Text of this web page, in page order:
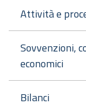
Attività e
Sovvenzioni,
economici
Bilanci